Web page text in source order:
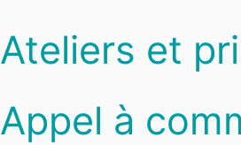
Ateliers et
Appel à